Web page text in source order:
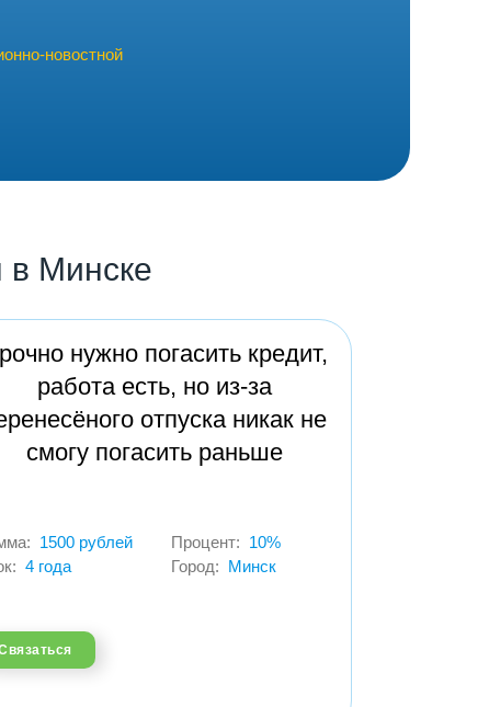
новостной
Минске
нужно погасить кредит,
работа есть, но из-за
отпуска никак не
смогу погасить раньше
1500 рублей
4 года
Процент: 10%
Город: Минск